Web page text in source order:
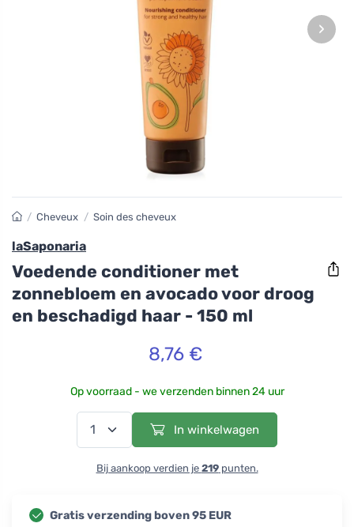
›
/ Cheveux / Soin des cheveux
laSaponaria
Voedende conditioner met
zonnebloem en avocado voor droog
en beschadigd haar - 150 ml
8,76 €
Op voorraad - we verzenden binnen 24 uur
In winkelwagen
Bij aankoop verdien je 219punten.
Gratis verzending boven 95 EUR